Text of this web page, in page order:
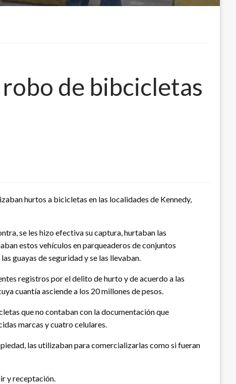
de bibcicletas
hurtos a bicicletas en las localidades de Kennedy,
se les hizo efectiva su captura, hurtaban las
estos vehículos en parqueaderos de conjuntos
guayas de seguridad y se las llevaban.
registros por el delito de hurto y de acuerdo a las
cuantía asciende a los 20 millones de pesos.
que no contaban con la documentación que
marcas y cuatro celulares.
las utilizaban para comercializarlas como si fueran
y receptación.